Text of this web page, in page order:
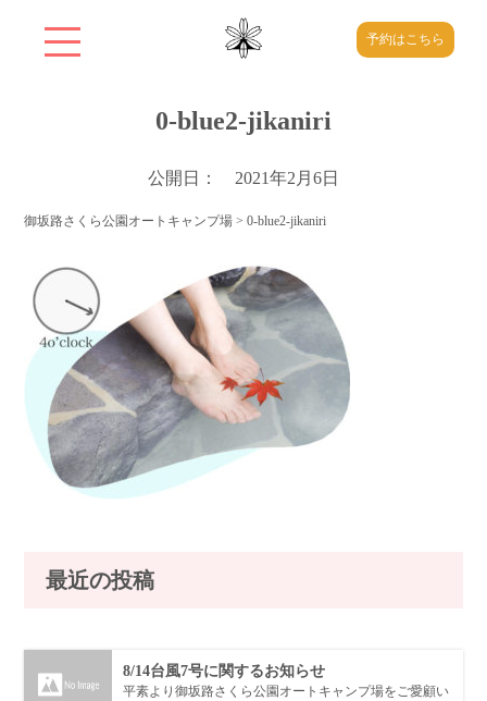
予約はこちら
0-blue2-jikaniri
公開日： 2021年2月6日
御坂路さくら公園オートキャンプ場 >0-blue2-jikaniri
最近の投稿
8/14台風7号に関するお知らせ
平素より御坂路さくら公園オートキャンプ場をご愛顧い